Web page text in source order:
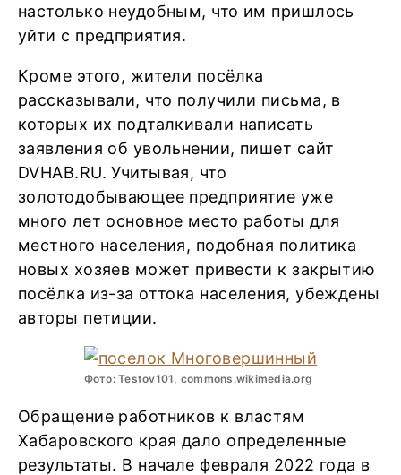
настолько неудобным, что им пришлось
уйти с предприятия.
Кроме этого, жители посёлка
рассказывали, что получили письма, в
которых их подталкивали написать
заявления об увольнении, пишет сайт
DVHAB.RU. Учитывая, что
золотодобывающее предприятие уже
много лет основное место работы для
местного населения, подобная политика
новых хозяев может привести к закрытию
посёлка из-за оттока населения, убеждены
авторы петиции.
Фото: Testov101, commons.wikimedia.org
Обращение работников к властям
Хабаровского края дало определенные
результаты. В начале февраля 2022 года в